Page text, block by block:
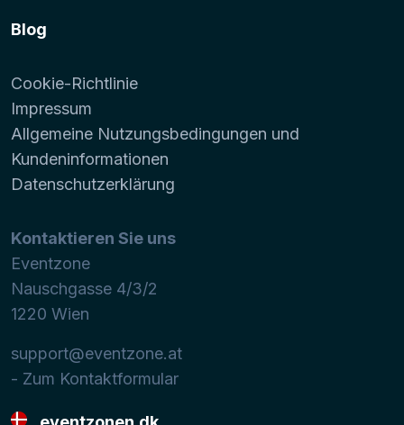
Blog
Cookie-Richtlinie
Impressum
Allgemeine Nutzungsbedingungen und
Kundeninformationen
Datenschutzerklärung
Kontaktieren Sie uns
Eventzone
Nauschgasse 4/3/2
1220 Wien
support@eventzone.at
- Zum Kontaktformular